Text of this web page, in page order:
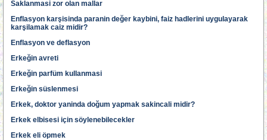
Saklanmasi zor olan mallar
Enflasyon karşisinda paranin değer kaybini, faiz hadlerini uygulayarak
karşilamak caiz midir?
Enflasyon ve deflasyon
Erkeğin avreti
Erkeğin parfüm kullanmasi
Erkeğin süslenmesi
Erkek, doktor yaninda doğum yapmak sakincali midir?
Erkek elbisesi için söylenebilecekler
Erkek eli öpmek